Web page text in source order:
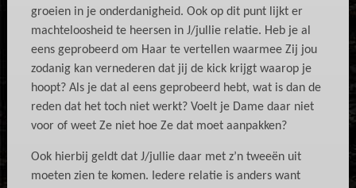
groeien in je onderdanigheid. Ook op dit punt lijkt er
machteloosheid te heersen in J/jullie relatie. Heb je al
eens geprobeerd om Haar te vertellen waarmee Zij jou
zodanig kan vernederen dat jij de kick krijgt waarop je
hoopt? Als je dat al eens geprobeerd hebt, wat is dan de
reden dat het toch niet werkt? Voelt je Dame daar niet
voor of weet Ze niet hoe Ze dat moet aanpakken?
Ook hierbij geldt dat J/jullie daar met z’n tweeën uit
moeten zien te komen. Iedere relatie is anders want